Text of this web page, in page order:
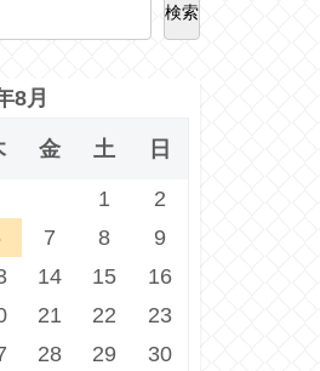
検索
8月
金 土 日
1
2
7 8
9
14 15
16
21 22
23
28 29
30